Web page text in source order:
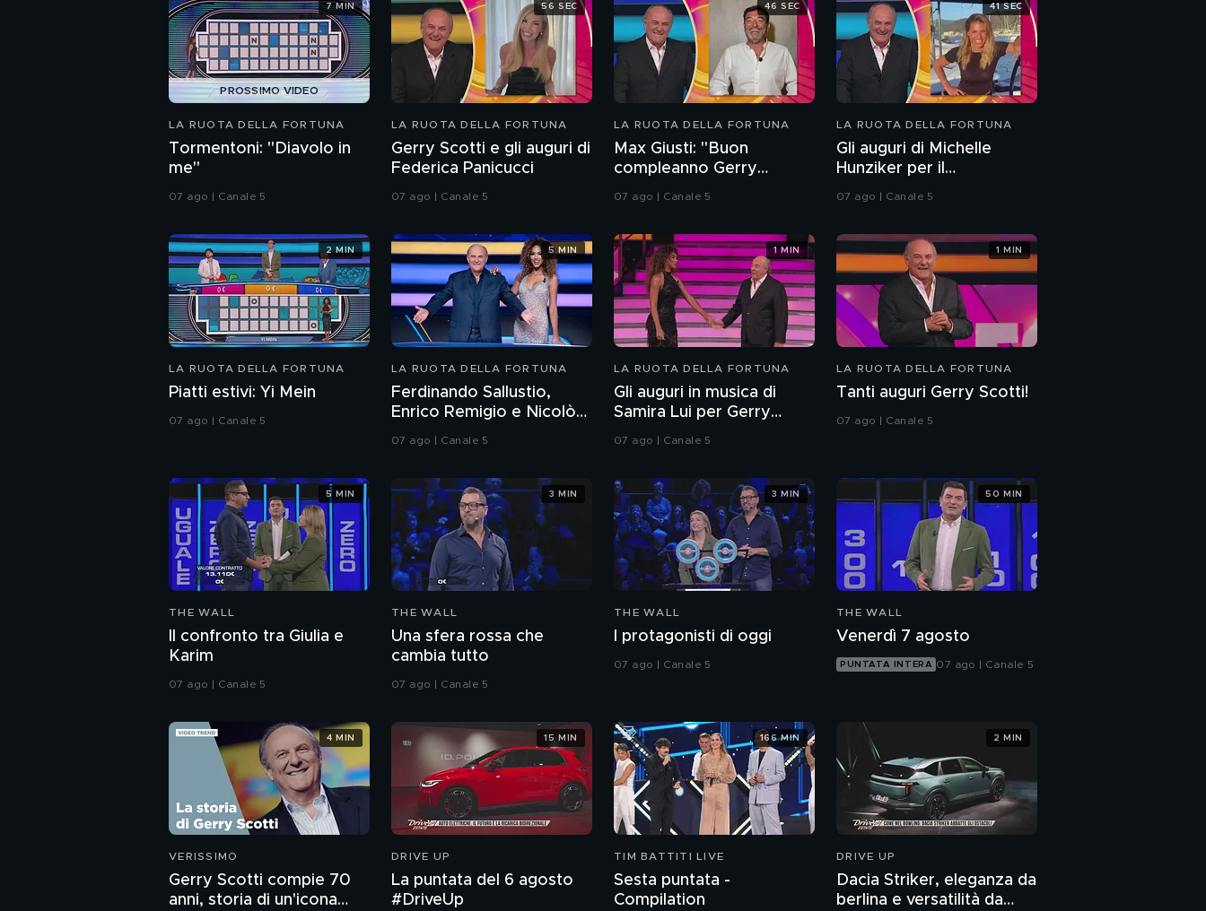
PROSSIMO VIDEO
LA RUOTA DELLA FORTUNA
Tormentoni: "Diavolo in
me"
07 ago | Canale 5
7 MIN
LA RUOTA DELLA FORTUNA
Gerry Scotti e gli auguri di
Federica Panicucci
07 ago | Canale 5
56 SEC
LA RUOTA DELLA FORTUNA
Max Giusti: "Buon
compleanno Gerry
Scotti!"
07 ago | Canale 5
46 SEC
LA RUOTA DELLA FORTUNA
Gli auguri di Michelle
Hunziker per il
compleanno Gerry Scotti
07 ago | Canale 5
41 SEC
LA RUOTA DELLA FORTUNA
Piatti estivi: Yi Mein
07 ago | Canale 5
2 MIN
LA RUOTA DELLA FORTUNA
Ferdinando Sallustio,
Enrico Remigio e Nicolò
Scalfi: tre campioni per il
07 ago | Canale 5
5 MIN
LA RUOTA DELLA FORTUNA
Gli auguri in musica di
Samira Lui per Gerry
Scotti
07 ago | Canale 5
1 MIN
LA RUOTA DELLA FORTUNA
Tanti auguri Gerry Scotti!
07 ago | Canale 5
1 MIN
THE WALL
Il confronto tra Giulia e
Karim
07 ago | Canale 5
5 MIN
THE WALL
Una sfera rossa che
cambia tutto
07 ago | Canale 5
3 MIN
THE WALL
I protagonisti di oggi
07 ago | Canale 5
3 MIN
THE WALL
Venerdì 7 agosto
PUNTATA INTERA 07 ago | Canale 5
50 MIN
VERISSIMO
Gerry Scotti compie 70
anni, storia di un'icona
4 MIN
DRIVE UP
La puntata del 6 agosto
#DriveUp
15 MIN
TIM BATTITI LIVE
Sesta puntata -
Compilation
166 MIN
DRIVE UP
Dacia Striker, eleganza da
berlina e versatilità da
2 MIN